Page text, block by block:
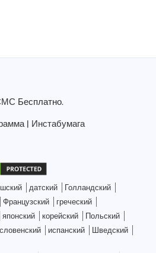
Бесплатно.
| Инстабумага
датский
Голландский
Французский
греческий
японский корейский
Польский
словенский испанский
Шведский